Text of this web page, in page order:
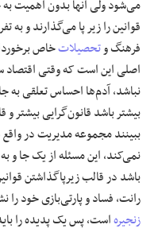
می‌شود ولی آنها بدون اهمیت
قوانین را زیر پا می‌گذارند و به
فرهنگ وتحصیلاتخاص
اصلی این است که وقتی اقتصاد
نباشد، آدم‌ها احساس تعلقی
بیشتر باشد قانون‌گرایی بیشتر
ببینند مجموعه مدیریت در
نمی‌کند، این مسئله از یک جا و
باشد در قالب زیرپاگذاشتن
رانت، فساد و پارتی‌بازی خود
زنجیرهاست، پس یک پدیده را